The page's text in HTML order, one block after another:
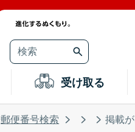
受け取る
郵便番号検索 掲載